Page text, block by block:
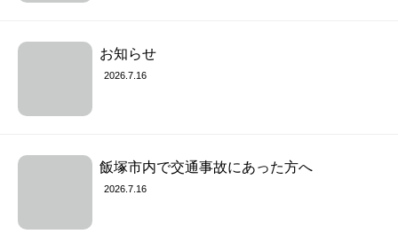
お知らせ
2026.7.16
飯塚市内で交通事故にあった方へ
2026.7.16